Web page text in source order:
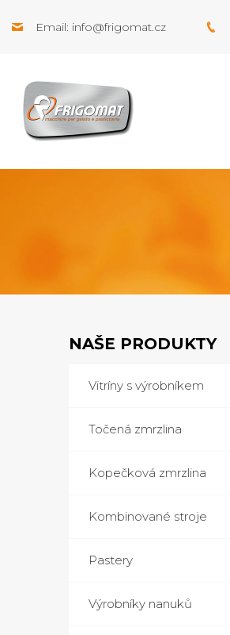
Email: info@frigomat.cz
NAŠE PRODUKTY
Vitríny s výrobníkem
Točená zmrzlina
Kopečková zmrzlina
Kombinované stroje
Pastery
Výrobníky nanuků